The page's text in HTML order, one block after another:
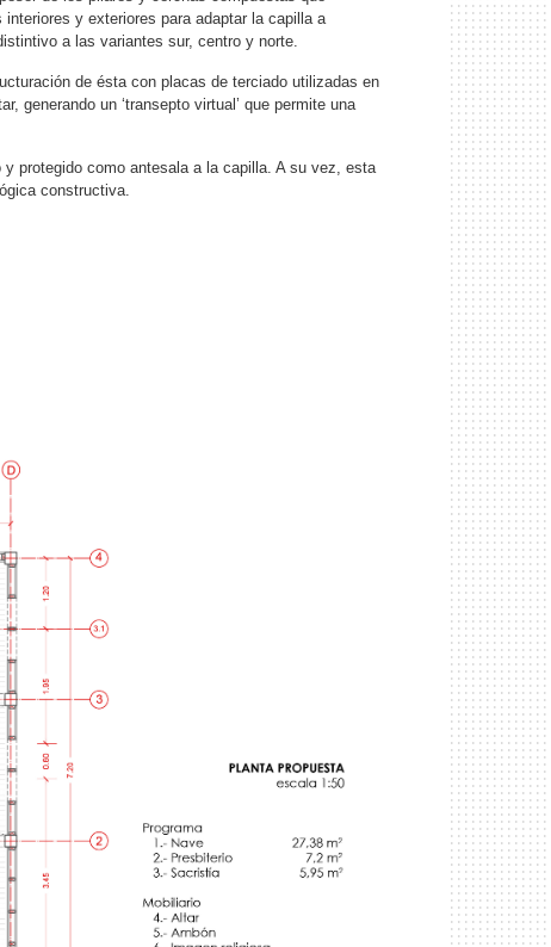
y exteriores para adaptar la capilla a
a las variantes sur, centro y norte.
de ésta con placas de terciado utilizadas en
generando un ‘transepto virtual’ que permite una
protegido como antesala a la capilla. A su vez, esta
constructiva.